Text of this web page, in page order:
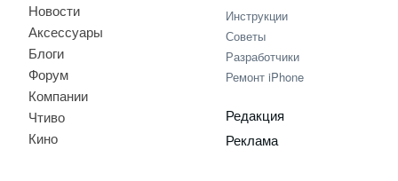
Новости
Аксессуары
Блоги
Форум
Компании
Чтиво
Кино
Инструкции
Советы
Разработчики
Ремонт iPhone
Редакция
Реклама